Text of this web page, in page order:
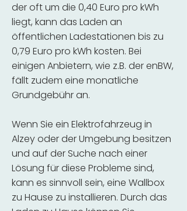
der oft um die 0,40 Euro pro kWh
liegt, kann das Laden an
öffentlichen Ladestationen bis zu
0,79 Euro pro kWh kosten. Bei
einigen Anbietern, wie z.B. der enBW,
fällt zudem eine monatliche
Grundgebühr an.
Wenn Sie ein Elektrofahrzeug in
Alzey oder der Umgebung besitzen
und auf der Suche nach einer
Lösung für diese Probleme sind,
kann es sinnvoll sein, eine Wallbox
zu Hause zu installieren. Durch das